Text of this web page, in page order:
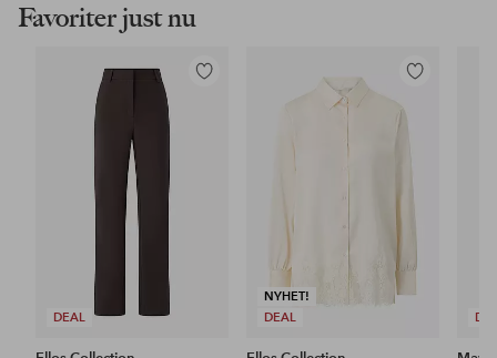
Favoriter just nu
DEAL
Lägg
NYHET!
DEAL
Lägg
i